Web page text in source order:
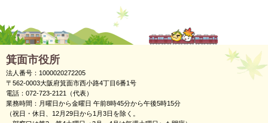
箕面市役所
法人番号：1000020272205
〒562-0003大阪府箕面市西小路4丁目6番1号
電話：072-723-2121（代表）
業務時間：月曜日から金曜日 午前8時45分から午後5時15分
（祝日・休日、12月29日から1月3日を除く。